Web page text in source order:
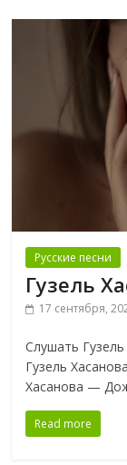
Русские песни
Гузель
17 сентября,
Слушать
Гузель
Хасанова —
Read more